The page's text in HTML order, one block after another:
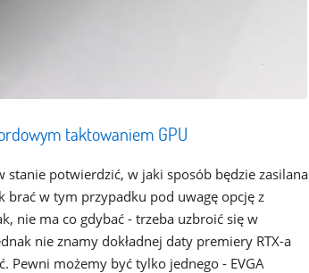
taktowaniem GPU
potwierdzić, w jaki sposób będzie zasilana
w tym przypadku pod uwagę opcję z
nie ma co gdybać - trzeba uzbroić się w
nie znamy dokładnej daty premiery RTX-a
Pewni możemy być tylko jednego - EVGA